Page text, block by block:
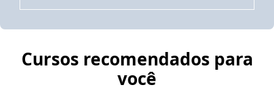
Cursos recomendados para
você